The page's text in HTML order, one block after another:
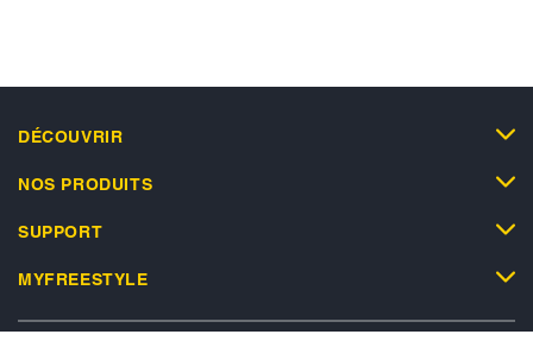
DÉCOUVRIR
NOS PRODUITS
SUPPORT
MYFREESTYLE